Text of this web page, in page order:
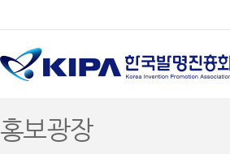
홍보광장